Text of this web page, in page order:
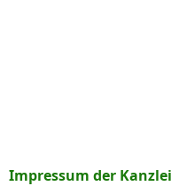
Impressum der Kanzlei